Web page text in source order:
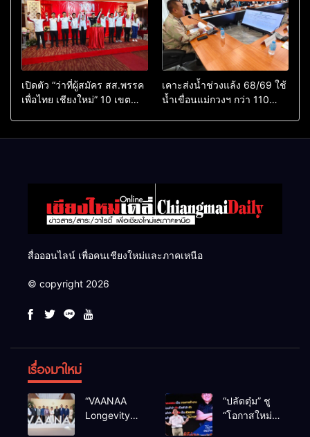
เปิดตัว “ว่าที่ผู้สมัคร สส.พรรค
เพื่อไทย เชียงใหม่” 10 เขต
เคาะส่งน้ำช่วงแล้ง 68/69 ใช้
น้ำเขื่อนแม่กวงฯ กว่า 110
สื่อออนไลน์ เพื่อคนเชียงใหม่และภาคเหนือ
© copyright 2026
เรื่องมาใหม่
“VAANAA
Longevity
“ปลัดตุ๋ม” ชู
“โอกาสใหม่”